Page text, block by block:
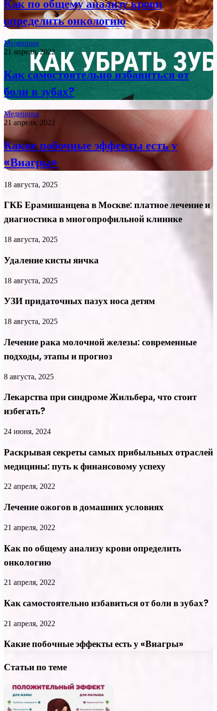
Как по общему анализу крови
определить онкологию
Медицина
21 апреля, 2022
Как самостоятельно избавиться от
боли в зубах?
Медицина
21 апреля, 2022
Какие побочные эффекты есть у
«Виагры»
18 августа, 2025
ГКБ Ерамишанцева в Москве: платное лечение и
диагностика в многопрофильной клинике
18 августа, 2025
Удаление кисты яичка
18 августа, 2025
УЗИ придаточных пазух носа детям
18 августа, 2025
Лечение рака молочной железы: современные
подходы, этапы и прогноз
8 августа, 2025
Лекарства при синдроме Жильбера, что стоит
избегать?
24 июня, 2024
Раскрывая секреты самых прибыльных отраслей
медицины: путь к финансовому успеху
22 апреля, 2022
Лечение ожогов в домашних условиях
21 апреля, 2022
Как по общему анализу крови определить
онкологию
21 апреля, 2022
Как самостоятельно избавиться от боли в зубах?
21 апреля, 2022
Какие побочные эффекты есть у «Виагры»
Статьи по теме